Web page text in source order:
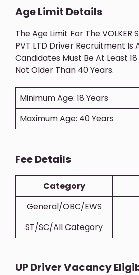
Age Limit Details
The Age Limit For The VOLKER
PVT LTD Driver Recruitment Is
Candidates Must Be At Least
Not Older Than 40 Years.
Minimum Age: 18 Years
Maximum Age: 40 Years
Fee Details
Category
General/OBC/EWS
ST/SC/All Category
UP Driver Vacancy